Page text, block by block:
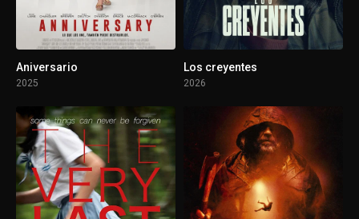
Aniversario
2025
Los creyentes
2026